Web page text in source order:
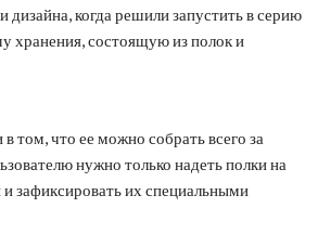
дизайна, когда решили запустить в серию
хранения, состоящую из полок и
том, что ее можно собрать всего за
нужно только надеть полки на
зафиксировать их специальными